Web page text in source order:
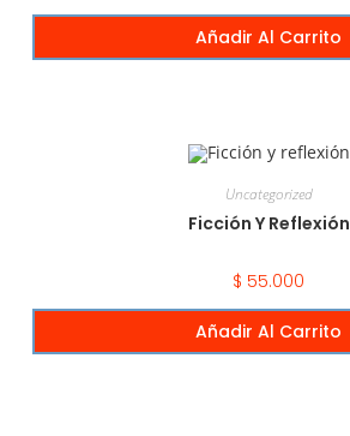
Añadir Al Carrito
Uncategorized
Ficción Y Reflexión
$ 55.000
Añadir Al Carrito